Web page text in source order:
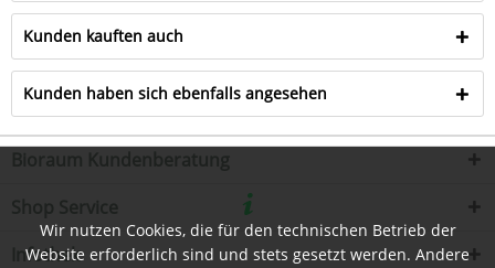
Kunden kauften auch
Kunden haben sich ebenfalls angesehen
Infothek
Wir nutzen Cookies, die für den technischen Betrieb der
Website erforderlich sind und stets gesetzt werden. Andere